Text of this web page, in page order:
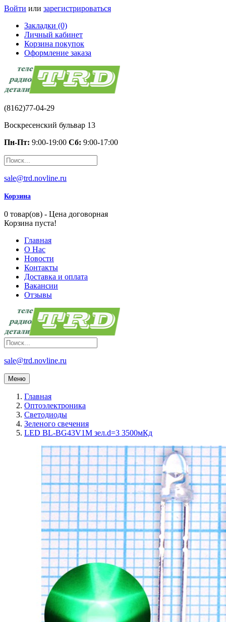
Войти или зарегистрироваться
Закладки (0)
Личный кабинет
Корзина покупок
Оформление заказа
(8162)77-04-29
Воскресенский бульвар 13
Пн-Пт: 9:00-19:00 Сб: 9:00-17:00
sale@trd.novline.ru
Корзина
0 товар(ов) - Цена договорная
Корзина пуста!
Главная
О Нас
Новости
Контакты
Доставка и оплата
Вакансии
Отзывы
sale@trd.novline.ru
Меню
Главная
Оптоэлектроника
Светодиоды
Зеленого свечения
LED BL-BG43V1M зел.d=3 3500мКд